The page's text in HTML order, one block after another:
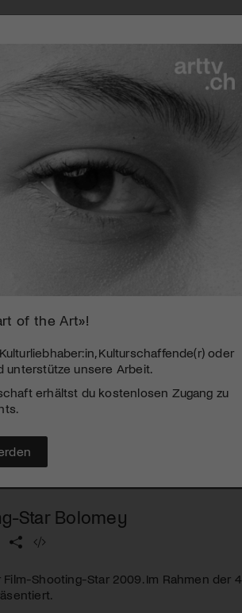
Star Bolomey
Shooting-Star 2009. Im Rahmen der
of the Art»!
Kulturschaffende(r) oder
unterstütze unsere Arbeit.
erhältst du kostenlosen Zugang zu